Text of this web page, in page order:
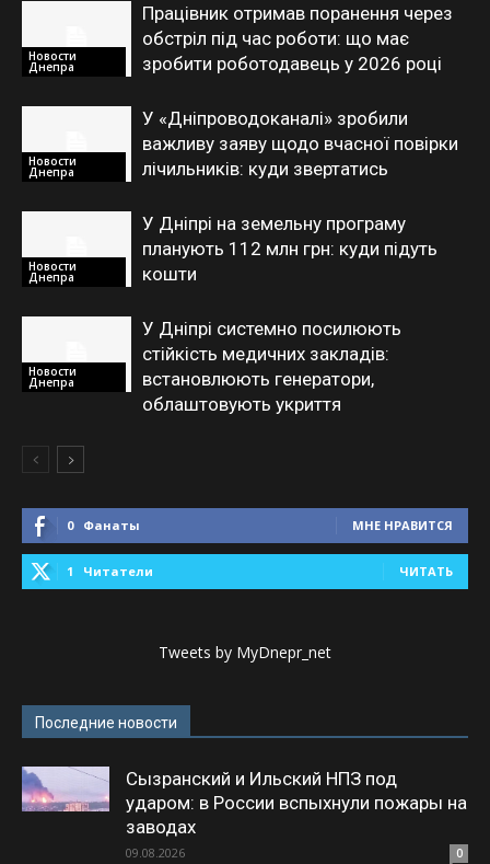
Новости
Днепра
Працівник отримав поранення через
обстріл під час роботи: що має
зробити роботодавець у 2026 році
Новости
Днепра
У «Дніпроводоканалі» зробили
важливу заяву щодо вчасної повірки
лічильників: куди звертатись
Новости
Днепра
У Дніпрі на земельну програму
планують 112 млн грн: куди підуть
кошти
Новости
Днепра
У Дніпрі системно посилюють
стійкість медичних закладів:
встановлюють генератори,
облаштовують укриття
0 Фанаты МНЕ НРАВИТСЯ
1 Читатели ЧИТАТЬ
Tweets by MyDnepr_net
Последние новости
Сызранский и Ильский НПЗ под
ударом: в России вспыхнули пожары на
заводах
09.08.2026 0